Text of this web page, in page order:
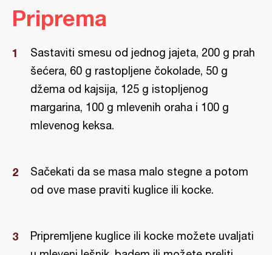
Priprema
Sastaviti smesu od jednog jajeta, 200 g prah
šećera, 60 g rastopljene čokolade, 50 g
džema od kajsija, 125 g istopljenog
margarina, 100 g mlevenih oraha i 100 g
mlevenog keksa.
Sačekati da se masa malo stegne a potom
od ove mase praviti kuglice ili kocke.
Pripremljene kuglice ili kocke možete uvaljati